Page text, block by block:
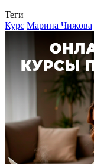
Теги
Курс Марина Чижова